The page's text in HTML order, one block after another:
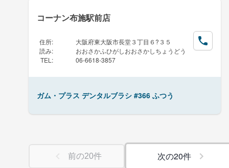
コーナン布施駅前店
住所:
大阪府東大阪市長堂３丁目６?３５
読み:
おおさかふひがしおおさかしちょうどう
TEL : 06-6618-3857
ガム・プラス デンタルブラシ #366 ふつう
前の20件 次の20件